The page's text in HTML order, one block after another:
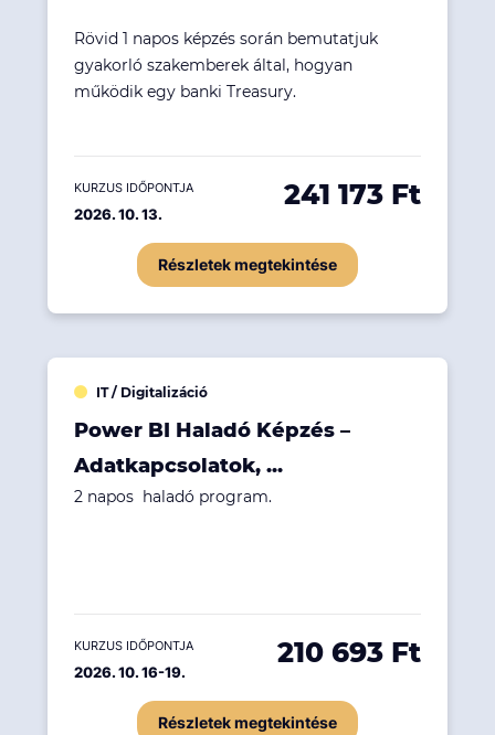
Rövid 1 napos képzés során bemutatjuk
gyakorló szakemberek által, hogyan
működik egy banki Treasury.
KURZUS IDŐPONTJA
2026. 10. 13.
241 173 Ft
Részletek megtekintése
IT / Digitalizáció
Power BI Haladó Képzés –
Adatkapcsolatok, ...
2 napos haladó program.
KURZUS IDŐPONTJA
2026. 10. 16-19.
210 693 Ft
Részletek megtekintése